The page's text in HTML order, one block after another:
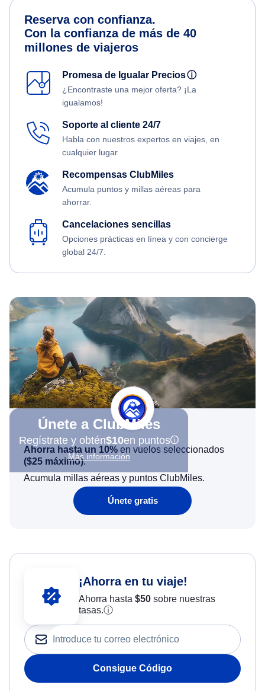
Reserva con confianza.
Con la confianza de más de 40
millones de viajeros
Promesa de Igualar Preciosⓘ
¿Encontraste una mejor oferta? ¡La
igualamos!
Soporte al cliente 24/7
Habla con nuestros expertos en viajes, en
cualquier lugar
Recompensas ClubMiles
Acumula puntos y millas aéreas para
ahorrar.
Cancelaciones sencillas
Opciones prácticas en línea y con concierge
global 24/7.
Únete a ClubMiles
Regístrate y obtén$10en puntos
Más información
Ahorra hasta un 10% en vuelos seleccionados
($25 máximo).
Acumula millas aéreas y puntos ClubMiles.
Únete gratis
¡Ahorra en tu viaje!
Ahorra hasta $50sobre nuestras
tasas.ⓘ
Consigue Código